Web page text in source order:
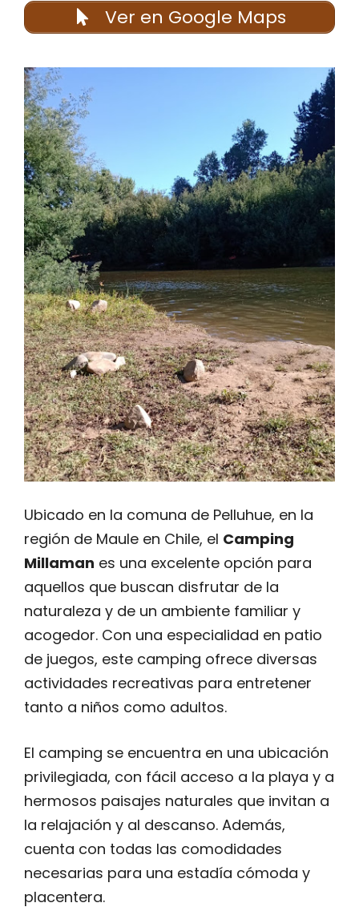
Ver en Google Maps
Ubicado en la comuna de Pelluhue, en la
región de Maule en Chile, el Camping
Millaman es una excelente opción para
aquellos que buscan disfrutar de la
naturaleza y de un ambiente familiar y
acogedor. Con una especialidad en patio
de juegos, este camping ofrece diversas
actividades recreativas para entretener
tanto a niños como adultos.
El camping se encuentra en una ubicación
privilegiada, con fácil acceso a la playa y a
hermosos paisajes naturales que invitan a
la relajación y al descanso. Además,
cuenta con todas las comodidades
necesarias para una estadía cómoda y
placentera.